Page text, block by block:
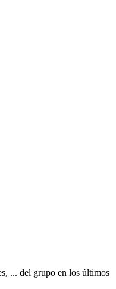
... del grupo en los últimos